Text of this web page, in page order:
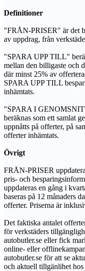
Definitioner
"FRÅN-PRISER" är det
av uppdrag, från
"SPARA UPP TILL"
mellan den billigaste och
där minst 25% av
SPARA UPP TILL
inhämtats.
"SPARA I
beräknas som ett samlat
uppnåtts på offerter, på
offerter inhämtats.
Övrigt
FRÅN-PRISER
pris- och
uppdateras en gång i
baseras på 12 månaders
offerter. Priserna är
Det faktiska antalet
för verkstäders
autobutler.se eller fick
online- eller
autobutler.se för att se
och aktuell tillgänlihet hos